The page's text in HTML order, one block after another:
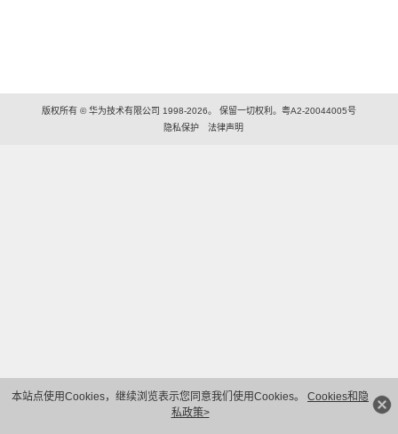
本站点使用Cookies，继续浏览表示您同意我们使用Cookies。 Cookies和隐
私政策>
版权所有 © 华为技术有限公司 1998-2026。 保留一切权利。粤A2-20044005号
隐私保护
法律声明